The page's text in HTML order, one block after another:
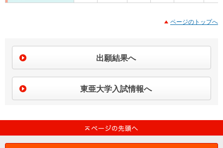
ページのトップへ
出願結果へ
東亜大学入試情報へ